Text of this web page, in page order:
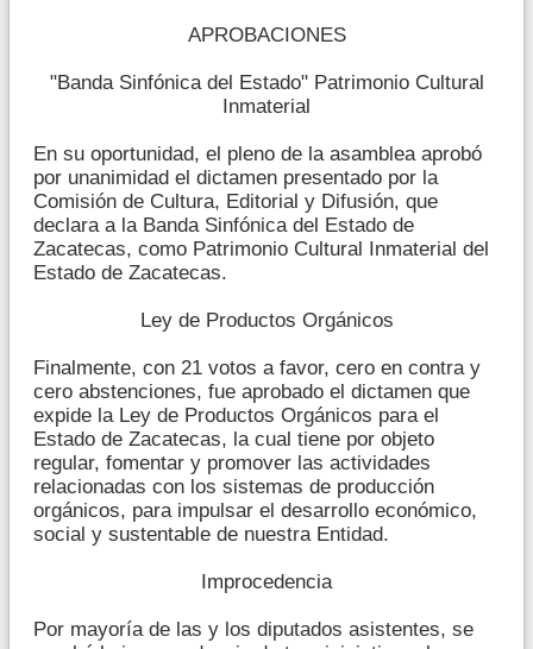
APROBACIONES
"Banda Sinfónica del Estado" Patrimonio Cultural
Inmaterial
En su oportunidad, el pleno de la asamblea aprobó
por unanimidad el dictamen presentado por la
Comisión de Cultura, Editorial y Difusión, que
declara a la Banda Sinfónica del Estado de
Zacatecas, como Patrimonio Cultural Inmaterial del
Estado de Zacatecas.
Ley de Productos Orgánicos
Finalmente, con 21 votos a favor, cero en contra y
cero abstenciones, fue aprobado el dictamen que
expide la Ley de Productos Orgánicos para el
Estado de Zacatecas, la cual tiene por objeto
regular, fomentar y promover las actividades
relacionadas con los sistemas de producción
orgánicos, para impulsar el desarrollo económico,
social y sustentable de nuestra Entidad.
Improcedencia
Por mayoría de las y los diputados asistentes, se